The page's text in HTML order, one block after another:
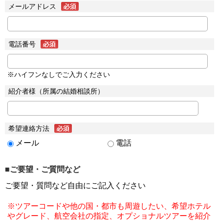
メールアドレス
電話番号
※ハイフンなしでご入力ください
紹介者様（所属の結婚相談所）
希望連絡方法
メール 電話
■ご要望・ご質問など
ご要望・質問など自由にご記入ください
※ツアーコードや他の国・都市も周遊したい、希望ホテル
やグレード、航空会社の指定、オプショナルツアーを紹介